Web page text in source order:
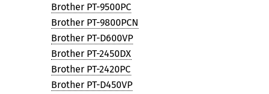
Brother PT-9500PC
Brother PT-9800PCN
Brother PT-D600VP
Brother PT-2450DX
Brother PT-2420PC
Brother PT-D450VP